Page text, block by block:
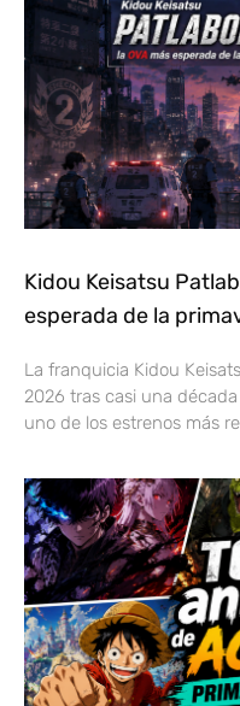
Kidou Keisatsu
esperada de la
La franquicia Kidou
2026 tras casi una
uno de los estrenos más